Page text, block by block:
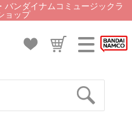
バンダイナムコミュージックラ
ョップ